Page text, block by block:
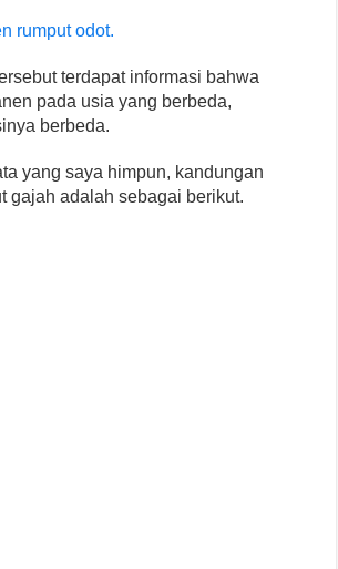
rumput odot.
terdapat informasi bahwa
pada usia yang berbeda,
berbeda.
yang saya himpun, kandungan
gajah adalah sebagai berikut.